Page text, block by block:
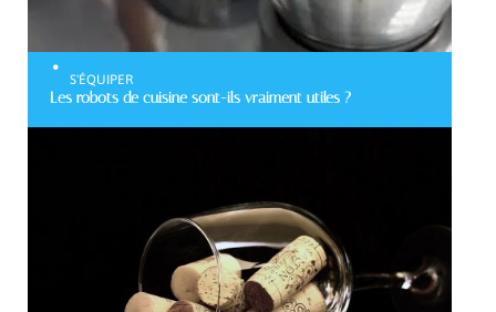
S'ÉQUIPER
Les robots de cuisine sont-ils vraiment utiles ?